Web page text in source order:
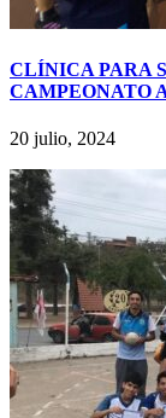
CLÍNICA PARA
CAMPEONATO
20 julio, 2024